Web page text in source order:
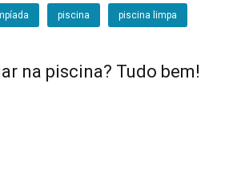
piscina piscina limpa
na piscina? Tudo bem!